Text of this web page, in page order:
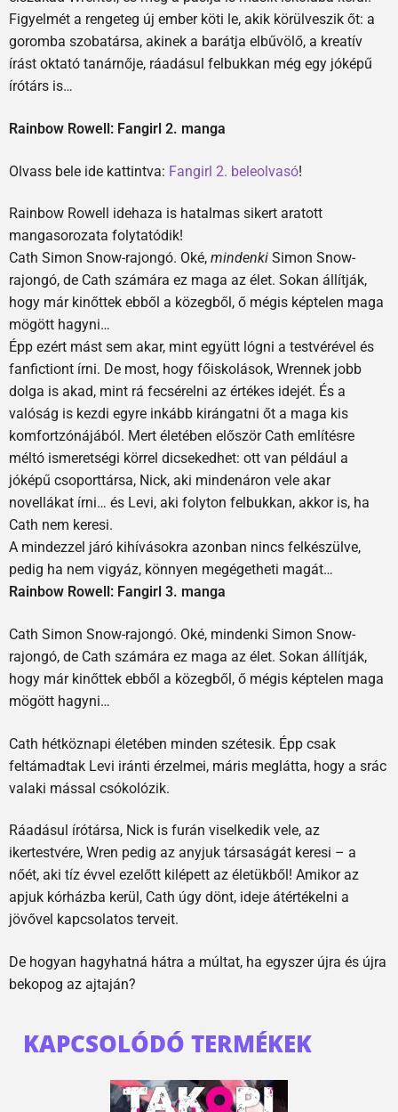
Figyelmét a rengeteg új ember köti le, akik körülveszik őt: a
goromba szobatársa, akinek a barátja elbűvölő, a kreatív
írást oktató tanárnője, ráadásul felbukkan még egy jóképű
írótárs is…
Rainbow Rowell: Fangirl 2. manga
Olvass bele ide kattintva: Fangirl 2. beleolvasó!
Rainbow Rowell idehaza is hatalmas sikert aratott
mangasorozata folytatódik!
Cath Simon Snow-rajongó. Oké, mindenki Simon Snow-
rajongó, de Cath számára ez maga az élet. Sokan állítják,
hogy már kinőttek ebből a közegből, ő mégis képtelen maga
mögött hagyni…
Épp ezért mást sem akar, mint együtt lógni a testvérével és
fanfictiont írni. De most, hogy főiskolások, Wrennek jobb
dolga is akad, mint rá fecsérelni az értékes idejét. És a
valóság is kezdi egyre inkább kirángatni őt a maga kis
komfort­zónájából. Mert életében először Cath említésre
méltó ismeretségi körrel dicsekedhet: ott van például a
jóképű csoporttársa, Nick, aki mindenáron vele akar
novellákat írni… és Levi, aki folyton felbukkan, akkor is, ha
Cath nem keresi.
A mindezzel járó kihívásokra azonban nincs felkészülve,
pedig ha nem vigyáz, könnyen megégetheti magát…
Rainbow Rowell: Fangirl 3. manga
Cath Simon Snow-rajongó. Oké, mindenki Simon Snow-
rajongó, de Cath számára ez maga az élet. Sokan állítják,
hogy már kinőttek ebből a közegből, ő mégis képtelen maga
mögött hagyni…
Cath hétköznapi életében minden szétesik. Épp csak
feltámadtak Levi iránti érzelmei, máris meglátta, hogy a srác
valaki mással csókolózik.
Ráadásul írótársa, Nick is furán viselkedik vele, az
ikertestvére, Wren pedig az anyjuk társaságát keresi – a
nőét, aki tíz évvel ezelőtt kilépett az életükből! Amikor az
apjuk kórházba kerül, Cath úgy dönt, ideje átértékelni a
jövővel kapcsolatos terveit.
De hogyan hagyhatná hátra a múltat, ha egyszer újra és újra
bekopog az ajtaján?
KAPCSOLÓDÓ TERMÉKEK